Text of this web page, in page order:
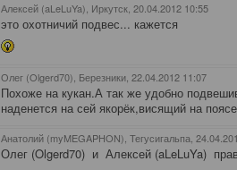
Алексей (aLeLuYa), Иркутск, 20.04.2012 10:55
это охотничий подвес... кажется
Олег (Olgerd70), Березники, 22.04.2012 11:07
Похоже на кукан.А так же удобно
наденется на сей якорёк,висящий на
Анатолий (myMEGAPHON), Тегусигальпа ,
Олег (Olgerd70) и Алексей (aLeLuYa)